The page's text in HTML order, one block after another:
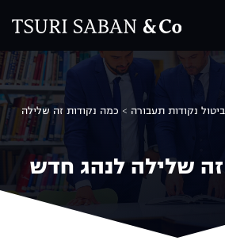
ביטול נקודות תעבורה > כמה נקודות זה שלילה
שלילה לנהג חדש